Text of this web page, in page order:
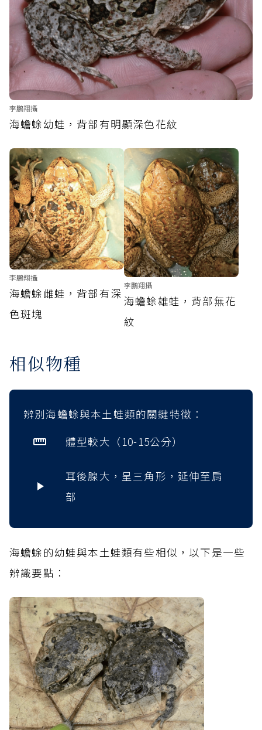
李鵬翔攝
海蟾蜍幼蛙，背部有明顯深色花紋
李鵬翔攝
海蟾蜍雌蛙，背部有深
色斑塊
李鵬翔攝
海蟾蜍雄蛙，背部無花
紋
相似物種
辨別海蟾蜍與本土蛙類的關鍵特徵：
體型較大（10-15公分）
耳後腺大，呈三角形，延伸至肩
部
海蟾蜍的幼蛙與本土蛙類有些相似，以下是一些
辨識要點：